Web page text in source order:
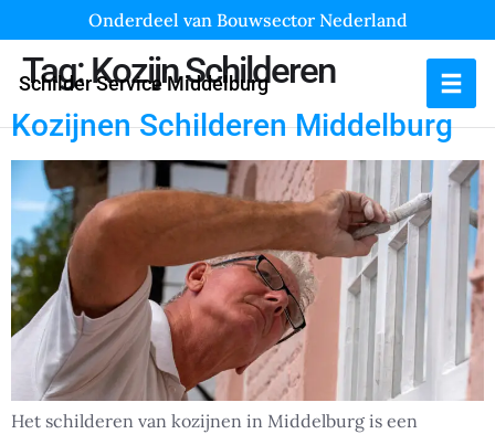
Onderdeel van Bouwsector Nederland
Schilder Service Middelburg
Tag:Kozijn Schilderen
Kozijnen Schilderen Middelburg
Het schilderen van kozijnen in Middelburg is een